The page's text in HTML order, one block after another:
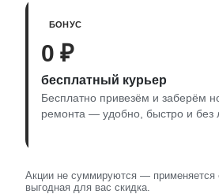
БОНУС
0 ₽
бесплатный курьер
Бесплатно привезём и заберём
ремонта — удобно, быстро и без
Акции не суммируются — применяется
выгодная для вас скидка.